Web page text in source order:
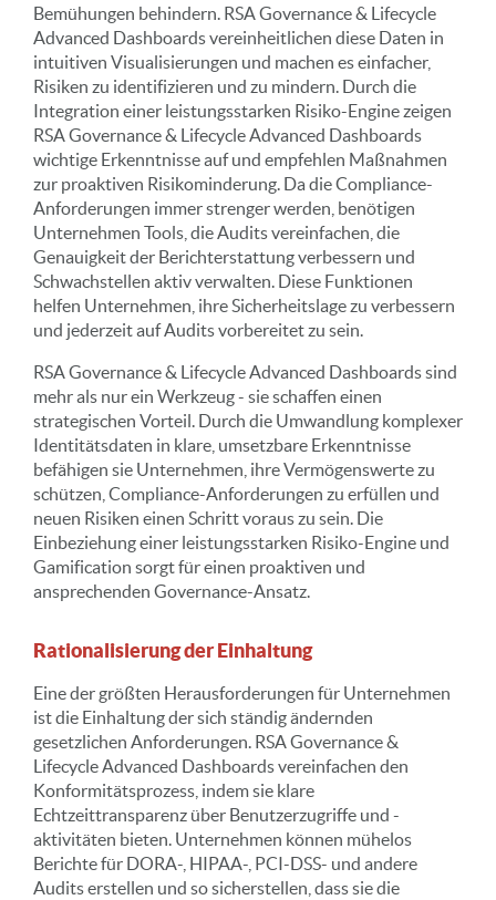
Bemühungen behindern. RSA Governance & Lifecycle
Advanced Dashboards vereinheitlichen diese Daten in
intuitiven Visualisierungen und machen es einfacher,
Risiken zu identifizieren und zu mindern. Durch die
Integration einer leistungsstarken Risiko-Engine zeigen
RSA Governance & Lifecycle Advanced Dashboards
wichtige Erkenntnisse auf und empfehlen Maßnahmen
zur proaktiven Risikominderung. Da die Compliance-
Anforderungen immer strenger werden, benötigen
Unternehmen Tools, die Audits vereinfachen, die
Genauigkeit der Berichterstattung verbessern und
Schwachstellen aktiv verwalten. Diese Funktionen
helfen Unternehmen, ihre Sicherheitslage zu verbessern
und jederzeit auf Audits vorbereitet zu sein.
RSA Governance & Lifecycle Advanced Dashboards sind
mehr als nur ein Werkzeug - sie schaffen einen
strategischen Vorteil. Durch die Umwandlung komplexer
Identitätsdaten in klare, umsetzbare Erkenntnisse
befähigen sie Unternehmen, ihre Vermögenswerte zu
schützen, Compliance-Anforderungen zu erfüllen und
neuen Risiken einen Schritt voraus zu sein. Die
Einbeziehung einer leistungsstarken Risiko-Engine und
Gamification sorgt für einen proaktiven und
ansprechenden Governance-Ansatz.
Rationalisierung der Einhaltung
Eine der größten Herausforderungen für Unternehmen
ist die Einhaltung der sich ständig ändernden
gesetzlichen Anforderungen. RSA Governance &
Lifecycle Advanced Dashboards vereinfachen den
Konformitätsprozess, indem sie klare
Echtzeittransparenz über Benutzerzugriffe und -
aktivitäten bieten. Unternehmen können mühelos
Berichte für DORA-, HIPAA-, PCI-DSS- und andere
Audits erstellen und so sicherstellen, dass sie die